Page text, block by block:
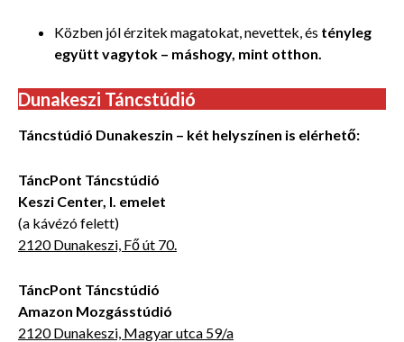
Közben jól érzitek magatokat, nevettek, és tényleg
együtt vagytok – máshogy, mint otthon.
Dunakeszi Táncstúdió
Táncstúdió Dunakeszin – két helyszínen is elérhető:
TáncPont Táncstúdió
Keszi Center, I. emelet
(a kávézó felett)
2120 Dunakeszi, Fő út 70.
TáncPont Táncstúdió
Amazon Mozgásstúdió
2120 Dunakeszi, Magyar utca 59/a